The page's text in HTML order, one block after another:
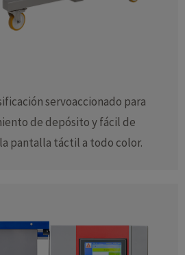
servoaccionado para
de depósito y fácil de
pantalla táctil a todo color.